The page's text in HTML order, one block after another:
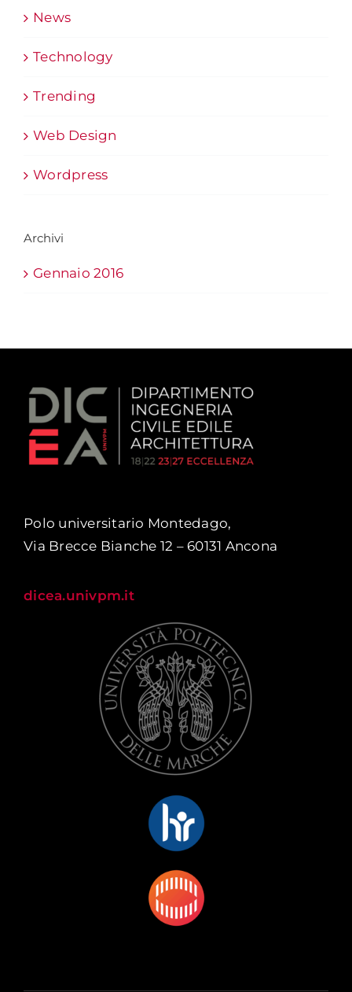
News
Technology
Trending
Web Design
Wordpress
Archivi
Gennaio 2016
Polo universitario Montedago,
Via Brecce Bianche 12 – 60131 Ancona
dicea.univpm.it